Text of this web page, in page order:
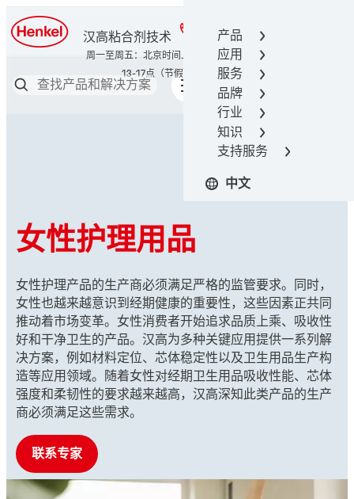
产品
应用
服务
品牌
行业
知识
支持服务
中文
汉高粘合剂技术 400-666-7306
女性护理用品
女性护理产品的生产商必须满足严格的监管要求。同时，
女性也越来越意识到经期健康的重要性，这些因素正共同
推动着市场变革。女性消费者开始追求品质上乘、吸收性
好和干净卫生的产品。汉高为多种关键应用提供一系列解
决方案，例如材料定位、芯体稳定性以及卫生用品生产构
造等应用领域。随着女性对经期卫生用品吸收性能、芯体
强度和柔韧性的要求越来越高，汉高深知此类产品的生产
商必须满足这些需求。
联系专家